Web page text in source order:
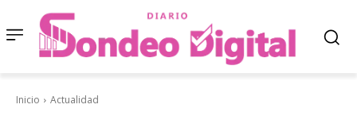
Inicio Actualidad